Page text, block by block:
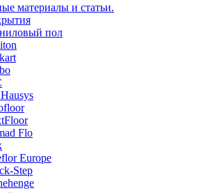
материалы и статьи.
пол
Flo
Europe
Step